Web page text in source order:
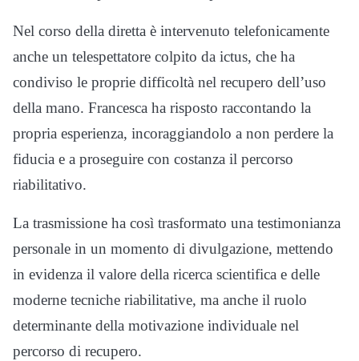
Nel corso della diretta è intervenuto telefonicamente
anche un telespettatore colpito da ictus, che ha
condiviso le proprie difficoltà nel recupero dell’uso
della mano. Francesca ha risposto raccontando la
propria esperienza, incoraggiandolo a non perdere la
fiducia e a proseguire con costanza il percorso
riabilitativo.
La trasmissione ha così trasformato una testimonianza
personale in un momento di divulgazione, mettendo
in evidenza il valore della ricerca scientifica e delle
moderne tecniche riabilitative, ma anche il ruolo
determinante della motivazione individuale nel
percorso di recupero.